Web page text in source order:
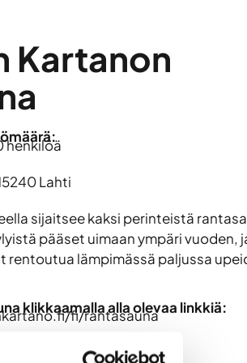
Kartanon
henkilöä
Lahti
sijaitsee kaksi perinteistä
pääset uimaan ympäri vuoden,
rentoutua lämpimässä paljussa
klikkaamalla alla olevaa linkkiä:
fi/rantasauna